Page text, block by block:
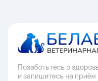
Позаботьтесь о
и запишитесь на